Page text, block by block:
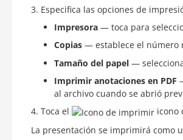
Especifica las opciones de
Impresora — toca para
Copias — establece el número
Tamaño del papel —
Imprimir anotaciones en PDF
al archivo cuando se abrió
Toca el
icono
La presentación se imprimirá como